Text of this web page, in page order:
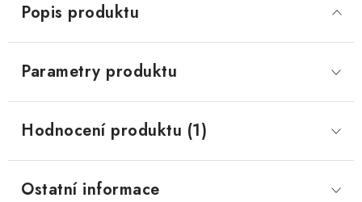
Popis produktu
Parametry produktu
Hodnocení produktu (1)
Ostatní informace